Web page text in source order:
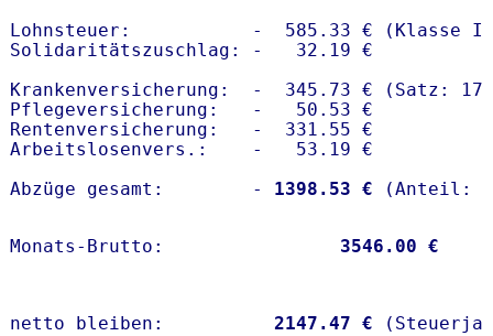
Lohnsteuer:           -  585.33 € (Klasse I)
Solidaritätszuschlag: -   32.19 €
Krankenversicherung:  -  345.73 € (Satz:
Pflegeversicherung:   -   50.53 €
Rentenversicherung:   -  331.55 €
Arbeitslosenvers.:    -   53.19 €
Abzüge gesamt:        -
1398.53 €
Monats-Brutto: 3546.00 €
netto bleiben: 2147.47 €